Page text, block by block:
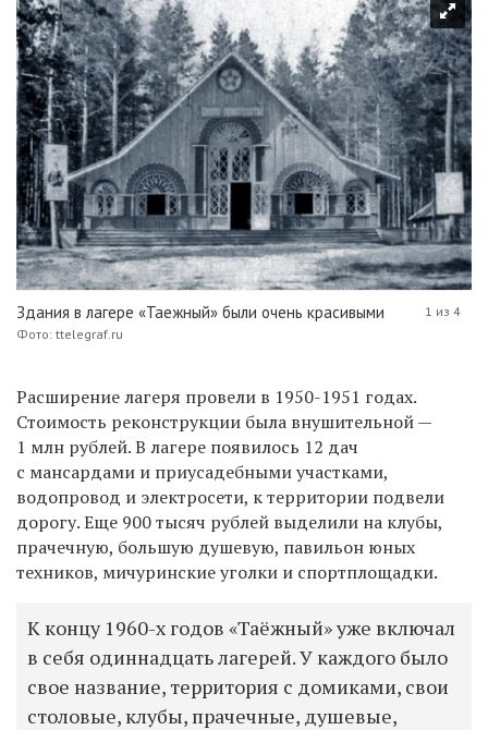
Здания в лагере «Таежный» были очень красивыми
Фото: ttelegraf.ru
1 из 4
Расширение лагеря провели в 1950-1951 годах.
Стоимость реконструкции была внушительной —
1 млн рублей. В лагере появилось 12 дач
с мансардами и приусадебными участками,
водопровод и электросети, к территории подвели
дорогу. Еще 900 тысяч рублей выделили на клубы,
прачечную, большую душевую, павильон юных
техников, мичуринские уголки и спортплощадки.
К концу 1960-х годов «Таёжный» уже включал
в себя одиннадцать лагерей. У каждого было
свое название, территория с домиками, свои
столовые, клубы, прачечные, душевые,